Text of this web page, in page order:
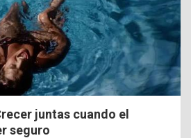
juntas cuando el
seguro